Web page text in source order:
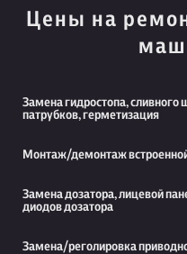
Цены на
Замена гидростопа, сливного
патрубков, герметизация
Монтаж/демонтаж
Замена дозатора, лицевой
диодов дозатора
Замена/реголировка